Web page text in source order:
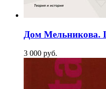
Дом Мельникова.
3 000 pуб.